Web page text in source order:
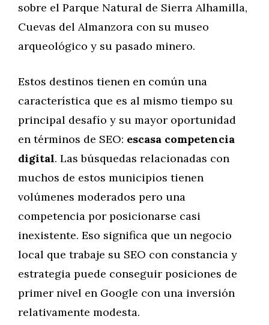
sobre el Parque Natural de Sierra Alhamilla,
Cuevas del Almanzora con su museo
arqueológico y su pasado minero.
Estos destinos tienen en común una
característica que es al mismo tiempo su
principal desafío y su mayor oportunidad
en términos de SEO: escasa competencia
digital. Las búsquedas relacionadas con
muchos de estos municipios tienen
volúmenes moderados pero una
competencia por posicionarse casi
inexistente. Eso significa que un negocio
local que trabaje su SEO con constancia y
estrategia puede conseguir posiciones de
primer nivel en Google con una inversión
relativamente modesta.